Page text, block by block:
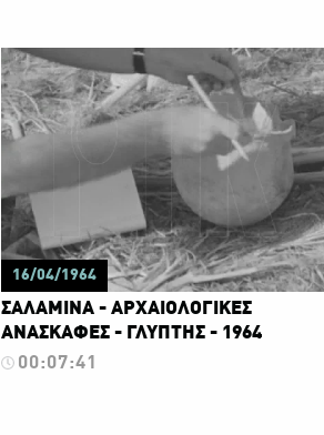
16/04/1964
ΣΑΛΑΜΙΝΑ - ΑΡΧΑΙΟΛΟΓΙΚΕΣ
ΑΝΑΣΚΑΦΕΣ - ΓΛΥΠΤΗΣ - 1964
00:07:41